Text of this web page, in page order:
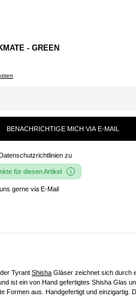
- GREEN
BENACHRICHTIGE MICH VIA E-MAIL
zu
für diesen Artikel
gerne via E-Mail
Tyrant Shisha Gläser zeichnet sich durch
ist ein von Hand gefertigtes Shisha Glas
Formen aus. Handgefertigt und einzigartig.